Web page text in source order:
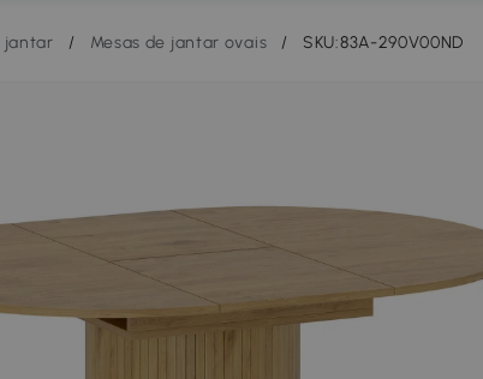
jantar / Mesas de jantar ovais / SKU:83A-290V00ND